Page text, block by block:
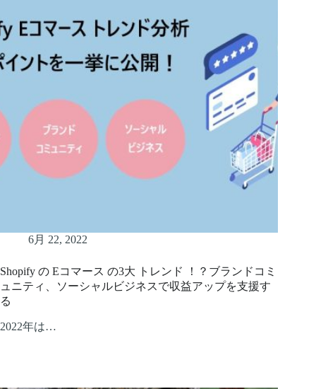
6月 22, 2022
Shopify の Eコマース の3大 トレンド ！？ブランドコミ
ュニティ、ソーシャルビジネスで収益アップを支援す
る
2022年は…